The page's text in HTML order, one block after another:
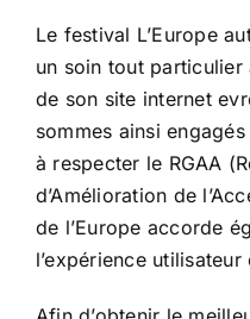
Le festival L’Europe
un soin tout
de son site internet
sommes ainsi
à respecter le RGAA
d’Amélioration de
de l’Europe accorde
l’expérience utilisateur